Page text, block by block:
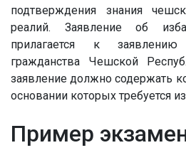
подтверждения знания
реалий. Заявление об
прилагается к
гражданства Чешской
заявление должно содержать
основании которых требуется
Пример